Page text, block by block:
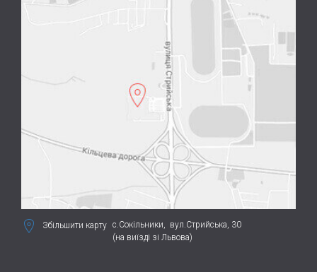
Збільшити карту с.Сокільники, вул.Стрийська, 30
(на виїзді зі Львова)